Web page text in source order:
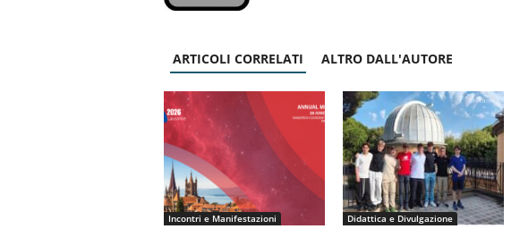
ARTICOLI CORRELATI ALTRO DALL'AUTORE
Incontri e Manifestazioni Didattica e Divulgazione